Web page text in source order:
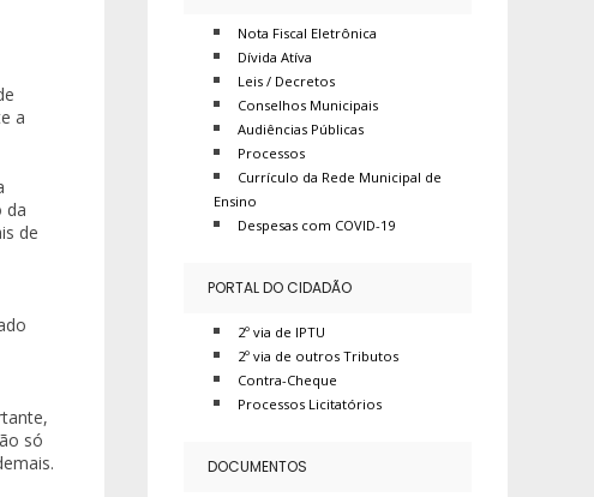
a
da
de
só
Nota Fiscal Eletrônica
Dívida Atíva
Leis / Decretos
Conselhos Municipais
Audiências Públicas
Processos
Currículo da Rede Municipal de
Ensino
Despesas com COVID-19
PORTAL DO CIDADÃO
2º via de IPTU
2º via de outros Tributos
Contra-Cheque
Processos Licitatórios
DOCUMENTOS